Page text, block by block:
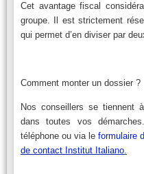
Cet avantage fiscal
groupe. Il est strictement
qui permet d’en diviser par
Comment monter un dossier ?
Nos conseillers se tiennent
dans toutes vos
téléphone ou via le formulaire
de contact Institut Italiano